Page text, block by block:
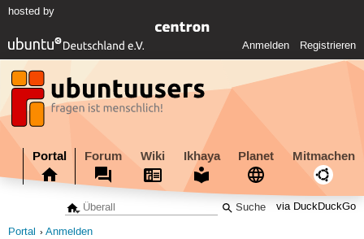
hosted by
Anmelden Registrieren
Portal Forum Wiki Ikhaya Planet Mitmachen
via DuckDuckGo
Portal Anmelden